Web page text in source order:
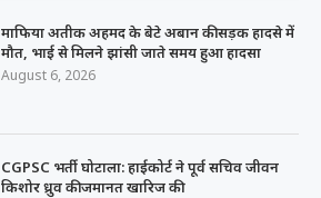
माफिया अतीक अहमद के बेटे अबान की सड़क हादसे में
मौत, भाई से मिलने झांसी जाते समय हुआ हादसा
August 6, 2026
CGPSC भर्ती घोटाला: हाईकोर्ट ने पूर्व सचिव जीवन
किशोर ध्रुव की जमानत खारिज की